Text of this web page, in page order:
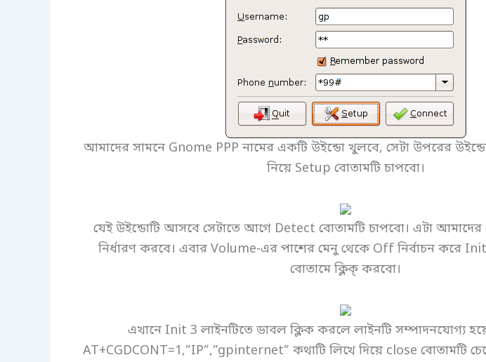
আমাদের সামনে Gnome PPP নামের একটি উইন্ডো খুলবে, সেটা উপরের
নিয়ে Setup বোতামটি চাপবো।
যেই উইন্ডোটি আসবে সেটাতে আগে Detect বোতামটি চাপবো। এটা আমাদের
নির্ধারণ করবে। এবার Volume-এর পাশের মেনু থেকে Off নির্বাচন করে
বোতামে ক্লিক্ করবো।
এখানে Init 3 লাইনটিতে ডাবল ক্লিক করলে লাইনটি সম্পাদনযোগ্য
AT+CGDCONT=1,”IP”,”gpinternet” কথাটি লিখে দিয়ে close বোতামটি